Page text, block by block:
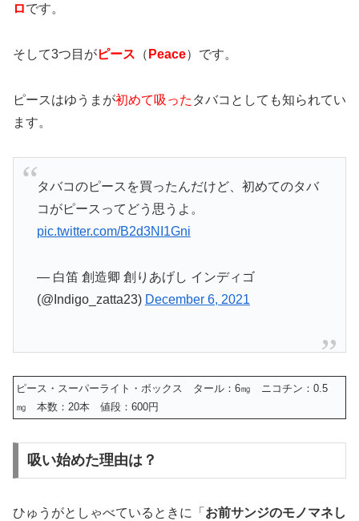
ロです。
そして3つ目がピース （ Peace）です。
ピースはゆうまが初めて吸った タバコ としても知られてい
ます。
タバコのピースを買ったんだけど、初めてのタバ
コがピースってどう思うよ。
pic.twitter.com/B2d3NI1Gni
— 白笛 創造卿 創りあげし インディゴ
(@Indigo_zatta23) December 6, 2021
ピース・スーパーライト・ボックス タール：6㎎ ニコチン：0.5
㎎ 本数：20本 値段：600円
吸い始めた理由は？
ひゅうがとしゃべているときに「 お前サンジのモノマネし